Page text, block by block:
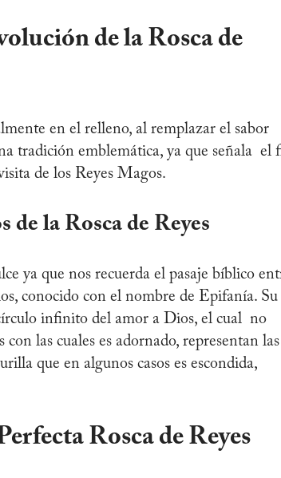
de la Rosca de
en el relleno, al remplazar el sabor
tradición emblemática, ya que señala el
de los Reyes Magos.
de la Rosca de Reyes
ya que nos recuerda el pasaje bíblico
conocido con el nombre de Epifanía. Su
infinito del amor a Dios, el cual no
las cuales es adornado, representan las
que en algunos casos es escondida,
Rosca de Reyes